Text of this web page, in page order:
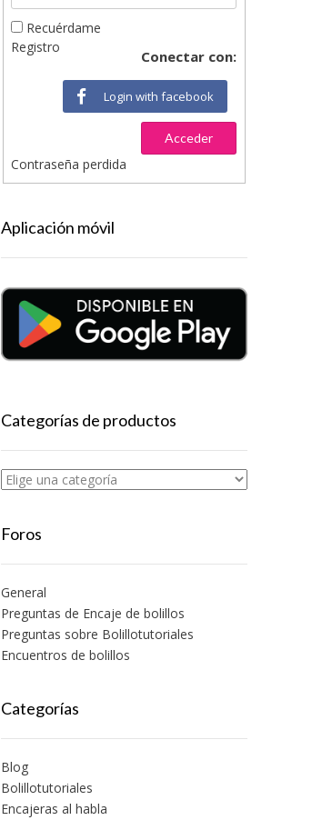
Recuérdame
Conectar con:
Login with facebook
Acceder
Registro
Contraseña perdida
Aplicación móvil
Categorías de productos
Foros
General
Preguntas de Encaje de bolillos
Preguntas sobre Bolillotutoriales
Encuentros de bolillos
Categorías
Blog
Bolillotutoriales
Encajeras al habla